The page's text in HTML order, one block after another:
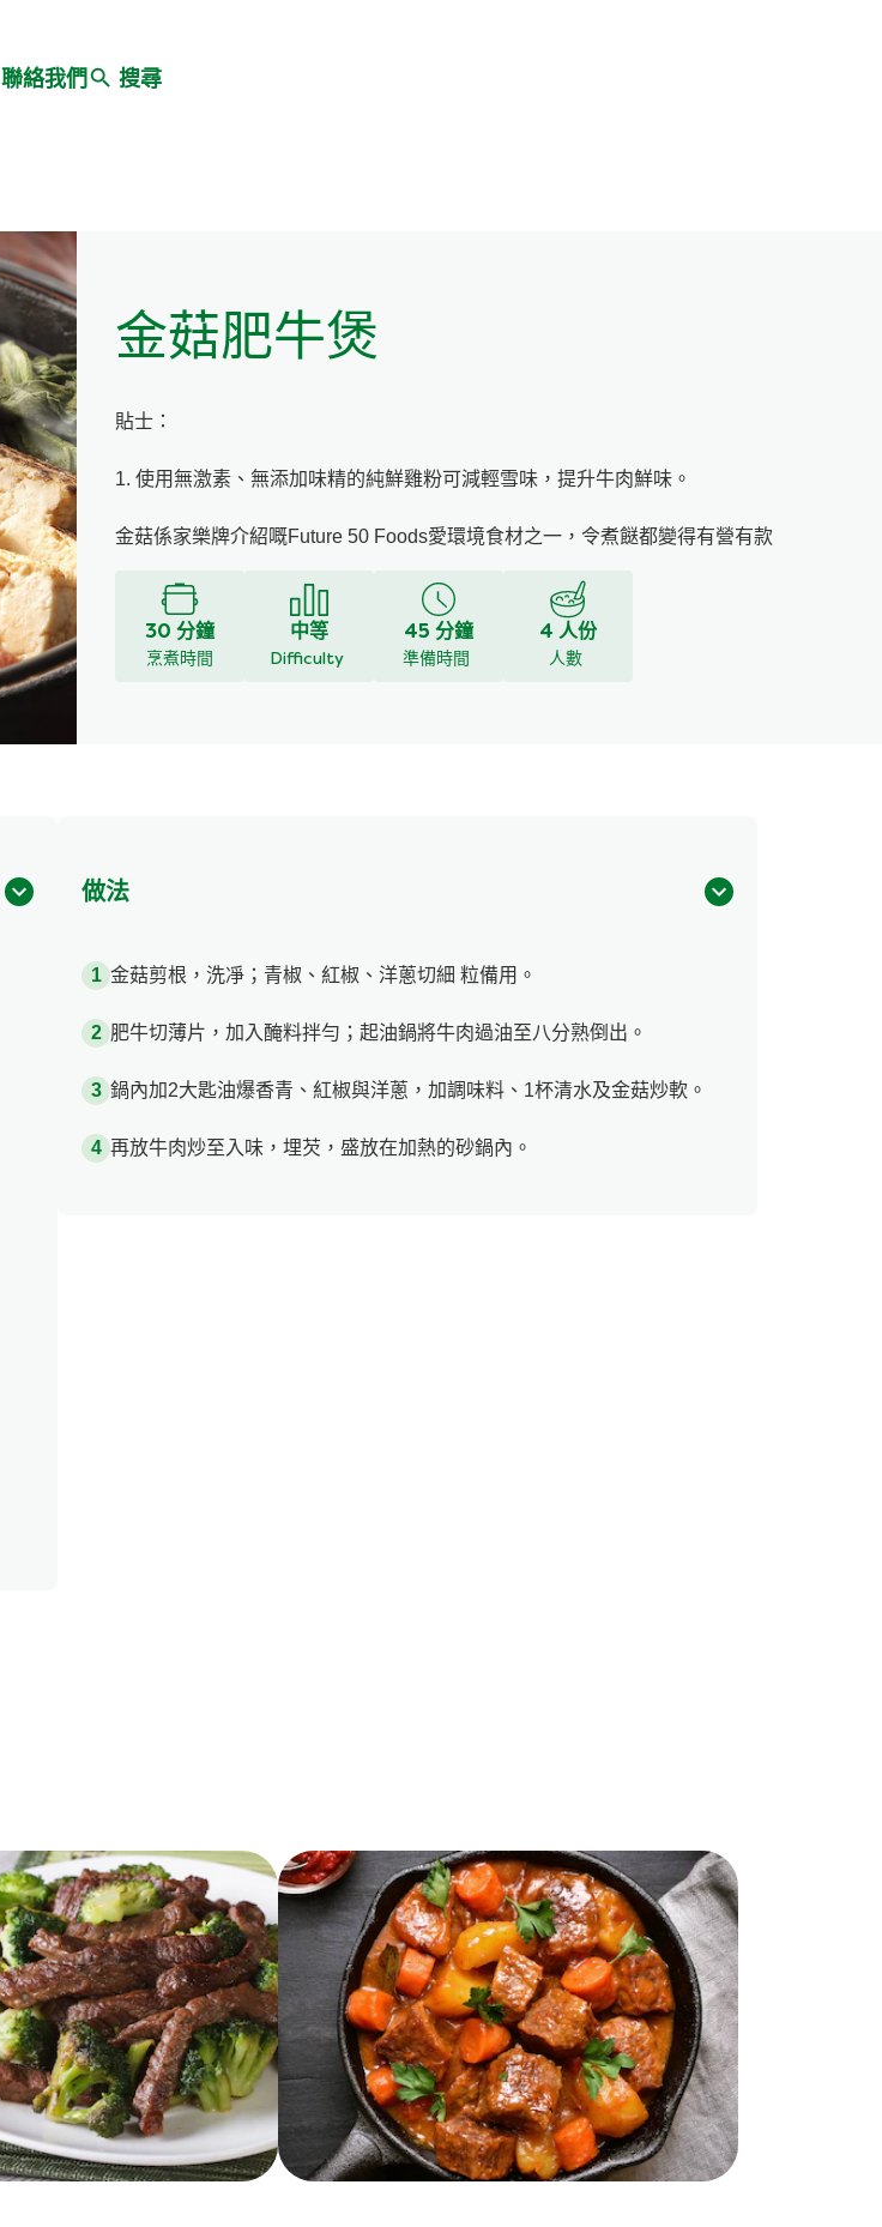
聯絡我們 搜尋
金菇肥牛煲
貼士：
1. 使用無激素、無添加味精的純鮮雞粉可減輕雪味，提升牛肉鮮味。
金菇係家樂牌介紹嘅Future 50 Foods愛環境食材之一，令煮餸都變得有營有款
30 分鐘
烹煮時間
中等
Difficulty
45 分鐘
準備時間
4 人份
人數
做法
金菇剪根，洗凈；青椒、紅椒、洋蔥切細 粒備用。
肥牛切薄片，加入醃料拌勻；起油鍋將牛肉過油至八分熟倒出。
鍋內加2大匙油爆香青、紅椒與洋蔥，加調味料、1杯清水及金菇炒軟。
再放牛肉炒至入味，埋芡，盛放在加熱的砂鍋內。